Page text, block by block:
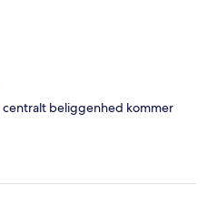
beliggenhed kommer